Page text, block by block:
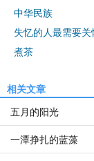
中华民族
失忆的人最需要关
煮茶
相关文章
五月的阳光
一潭挣扎的蓝藻